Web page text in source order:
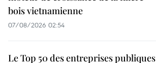
bois vietnamienne
07/08/2026 02:54
Le Top 50 des entreprises publiques